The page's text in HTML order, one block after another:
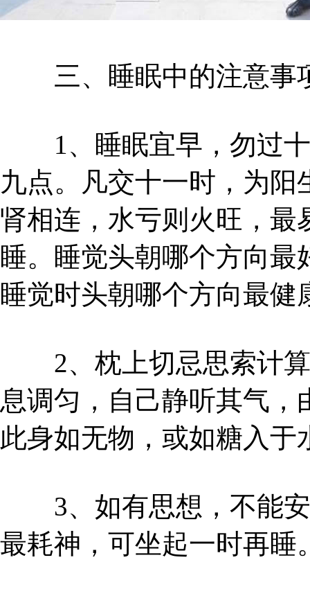
三、睡眠中的注意事
1、睡眠宜早，勿过十
九点。凡交十一时，为
肾相连，水亏则火旺，最
睡。睡觉头朝哪个方向
睡觉时头朝哪个方向最健
2、枕上切忌思索计算
息调匀，自己静听其气
此身如无物，或如糖入
3、如有思想，不能安
最耗神，可坐起一时再睡